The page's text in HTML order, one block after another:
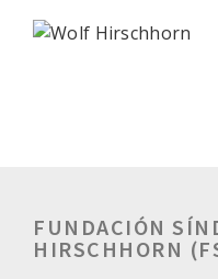
FUNDACIÓN
HIRSCHHORN